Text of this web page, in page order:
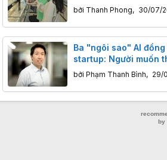
TingPay cho hộ kinh
bởi Thanh Phong, 30/07/
Ba "ngôi sao" AI đồng
startup: Người muốn
cả đội ngũ lập trình,
muốn thay đổi giáo
người dạy AI hiểu thế
bởi Phạm Thanh Bình, 29/